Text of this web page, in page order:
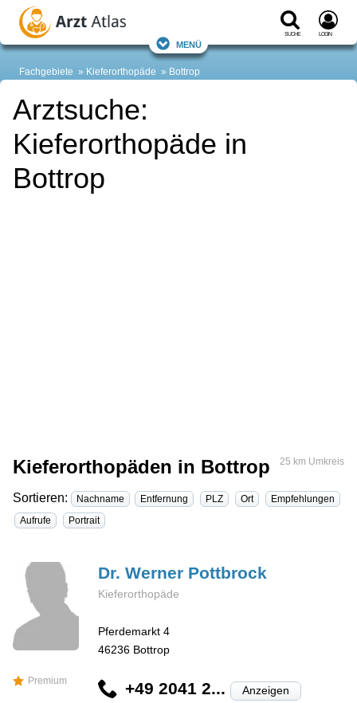
Suche Login
Menü
Fachgebiete Kieferorthopäde Bottrop
Arztsuche:
Kieferorthopäde in
Bottrop
Kieferorthopäden in Bottrop 25 km Umkreis
Sortieren: Nachname Entfernung PLZ Ort
Empfehlungen
Aufrufe
Portrait
Premium
Dr. Werner Pottbrock
Kieferorthopäde
Pferdemarkt 4
46236 Bottrop
+49 2041 2... Anzeigen